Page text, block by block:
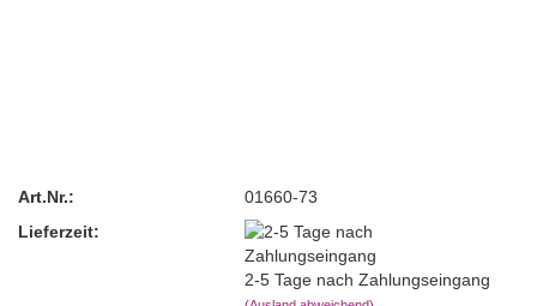
Art.Nr.:
01660-73
Lieferzeit:
2-5 Tage nach Zahlungseingang